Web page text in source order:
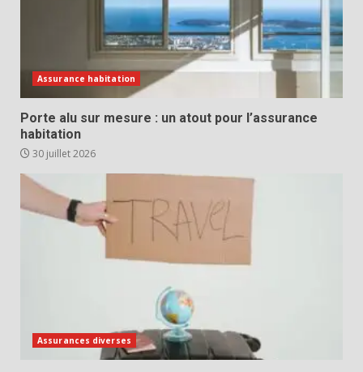
Assurance habitation
Porte alu sur mesure : un atout pour l’assurance
habitation
30 juillet 2026
Assurances diverses